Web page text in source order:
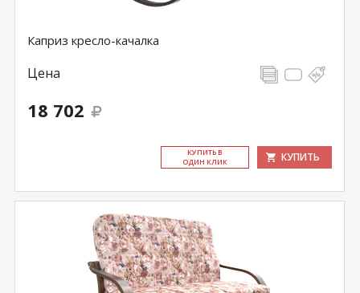
Каприз кресло-качалка
Цена
18 702
КУ­ПИТЬ В
ОДИН КЛИК
КУПИТЬ